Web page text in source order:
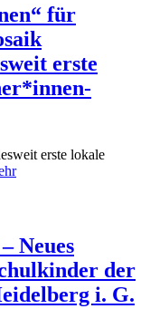
für
erste
erste lokale
Neues
der
i. G.